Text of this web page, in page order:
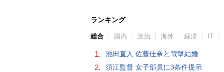
ランキング
総合 国内 政治 海外 経済 IT
1. 池田直人 佐藤佳奈と電撃結婚
2. 須江監督 女子部員に3条件提示